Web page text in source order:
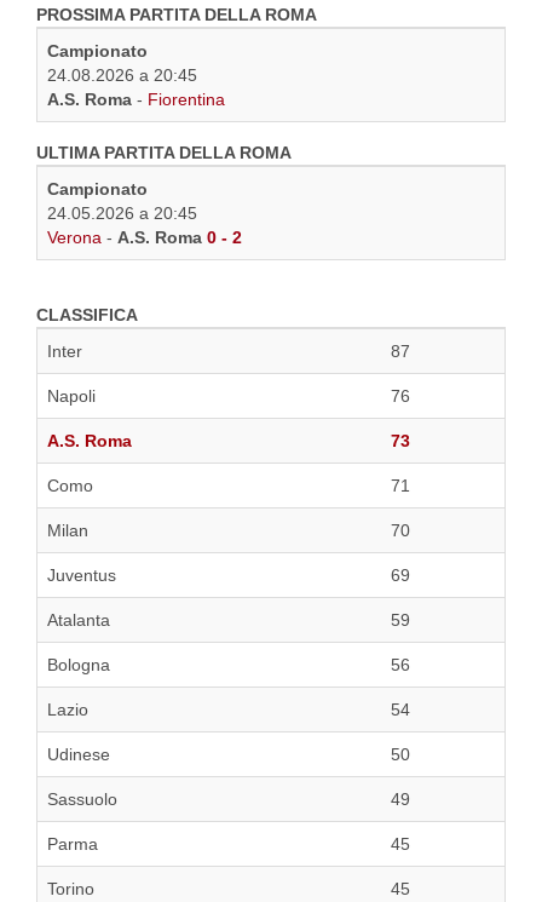
PROSSIMA PARTITA DELLA ROMA
Campionato
24.08.2026 a 20:45
A.S. Roma - Fiorentina
ULTIMA PARTITA DELLA ROMA
Campionato
24.05.2026 a 20:45
Verona - A.S. Roma 0 - 2
CLASSIFICA
Inter
87
Napoli 76
A.S. Roma 73
Como 71
Milan 70
Juventus 69
Atalanta 59
Bologna 56
Lazio 54
Udinese 50
Sassuolo 49
Parma 45
Torino 45